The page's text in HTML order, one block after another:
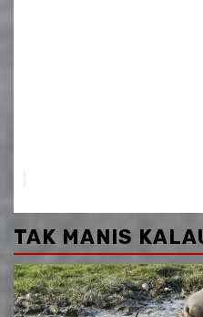
TAK MANIS